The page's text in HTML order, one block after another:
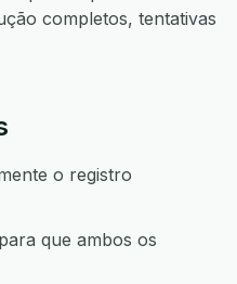
completos, tentativas
o registro
que ambos os